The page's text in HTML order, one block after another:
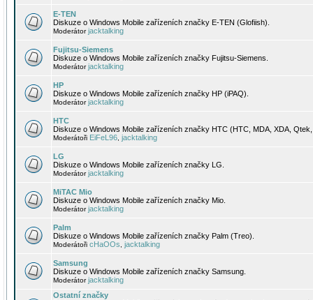
E-TEN
Diskuze o Windows Mobile zařízeních značky E-TEN (Glofiish).
Moderátorjacktalking
Fujitsu-Siemens
Diskuze o Windows Mobile zařízeních značky Fujitsu-Siemens.
Moderátorjacktalking
HP
Diskuze o Windows Mobile zařízeních značky HP (iPAQ).
Moderátorjacktalking
HTC
Diskuze o Windows Mobile zařízeních značky HTC (HTC, MDA, XDA,
Moderátoři EiFeL96 jacktalking
LG
Diskuze o Windows Mobile zařízeních značky LG.
Moderátorjacktalking
MiTAC Mio
Diskuze o Windows Mobile zařízeních značky Mio.
Moderátorjacktalking
Palm
Diskuze o Windows Mobile zařízeních značky Palm (Treo).
Moderátoři cHaOOs jacktalking
Samsung
Diskuze o Windows Mobile zařízeních značky Samsung.
Moderátorjacktalking
Ostatní značky